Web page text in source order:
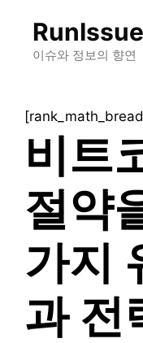
이슈와 정보의 향연
비트
절약
가지
과 전